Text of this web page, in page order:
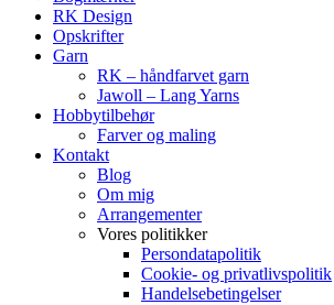
RK Design
Opskrifter
Garn
RK – håndfarvet garn
Jawoll – Lang Yarns
Hobbytilbehør
Farver og maling
Kontakt
Blog
Om mig
Arrangementer
Vores politikker
Persondatapolitik
Cookie- og privatlivspolitik
Handelsebetingelser